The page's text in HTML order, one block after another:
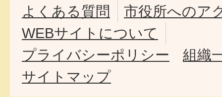
よくある質問
市役所へのア
WEBサイトについて
プライバシーポリシー
組織
サイトマップ